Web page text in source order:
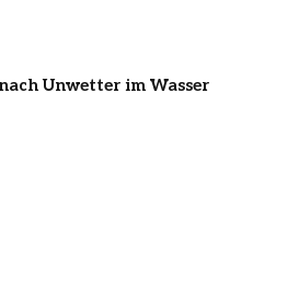
Unwetter im Wasser